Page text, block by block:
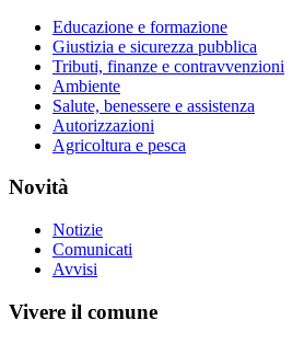
Educazione e formazione
Giustizia e sicurezza pubblica
Tributi, finanze e contravvenzioni
Ambiente
Salute, benessere e assistenza
Autorizzazioni
Agricoltura e pesca
Novità
Notizie
Comunicati
Avvisi
Vivere il comune